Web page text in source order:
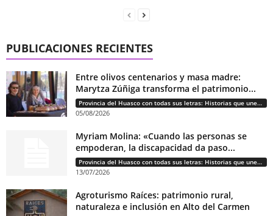
PUBLICACIONES RECIENTES
Entre olivos centenarios y masa madre:
Marytza Zúñiga transforma el patrimonio...
Provincia del Huasco con todas sus letras: Historias que unen cultura, diversidad e identidad
05/08/2026
Myriam Molina: «Cuando las personas se
empoderan, la discapacidad da paso...
Provincia del Huasco con todas sus letras: Historias que unen cultura, diversidad e identidad
13/07/2026
Agroturismo Raíces: patrimonio rural,
naturaleza e inclusión en Alto del Carmen